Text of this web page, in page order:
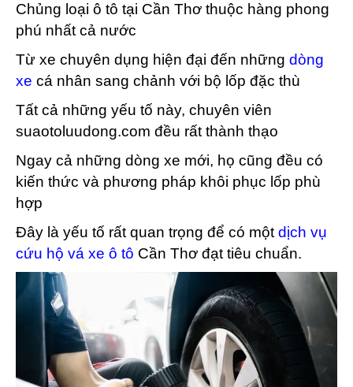
Chủng loại ô tô tại Cần Thơ thuộc hàng phong
phú nhất cả nước
Từ xe chuyên dụng hiện đại đến những dòng
xe cá nhân sang chảnh với bộ lốp đặc thù
Tất cả những yếu tố này, chuyên viên
suaotoluudong.com đều rất thành thạo
Ngay cả những dòng xe mới, họ cũng đều có
kiến thức và phương pháp khôi phục lốp phù
hợp
Đây là yếu tố rất quan trọng để có một dịch vụ
cứu hộ vá xe ô tô Cần Thơ đạt tiêu chuẩn.